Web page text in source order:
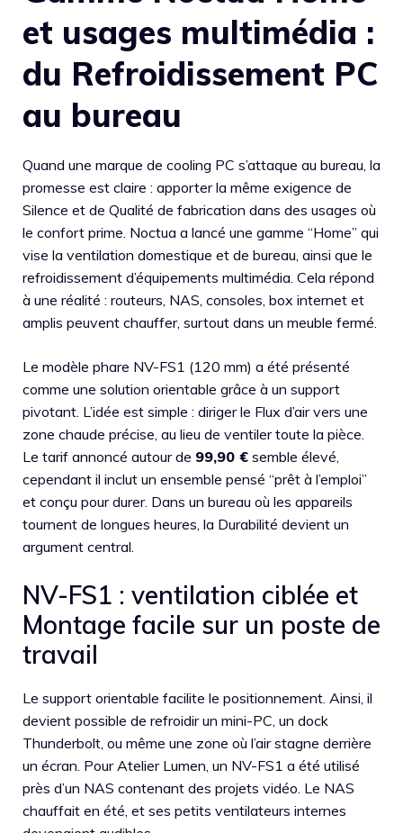
et usages multimédia :
du Refroidissement PC
au bureau
Quand une marque de cooling PC s’attaque au bureau, la
promesse est claire : apporter la même exigence de
Silence et de Qualité de fabrication dans des usages où
le confort prime. Noctua a lancé une gamme “Home” qui
vise la ventilation domestique et de bureau, ainsi que le
refroidissement d’équipements multimédia. Cela répond
à une réalité : routeurs, NAS, consoles, box internet et
amplis peuvent chauffer, surtout dans un meuble fermé.
Le modèle phare NV-FS1 (120 mm) a été présenté
comme une solution orientable grâce à un support
pivotant. L’idée est simple : diriger le Flux d’air vers une
zone chaude précise, au lieu de ventiler toute la pièce.
Le tarif annoncé autour de 99,90 € semble élevé,
cependant il inclut un ensemble pensé “prêt à l’emploi”
et conçu pour durer. Dans un bureau où les appareils
tournent de longues heures, la Durabilité devient un
argument central.
NV-FS1 : ventilation ciblée et
Montage facile sur un poste de
travail
Le support orientable facilite le positionnement. Ainsi, il
devient possible de refroidir un mini-PC, un dock
Thunderbolt, ou même une zone où l’air stagne derrière
un écran. Pour Atelier Lumen, un NV-FS1 a été utilisé
près d’un NAS contenant des projets vidéo. Le NAS
chauffait en été, et ses petits ventilateurs internes